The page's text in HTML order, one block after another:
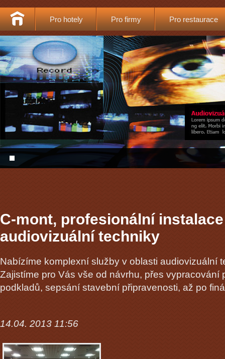
Pro hotely Pro firmy Pro restaurace
C-mont, profesionální instalace
audiovizuální techniky
Nabízíme komplexní služby v oblasti audiovizuální
Zajistíme pro Vás vše od návrhu, přes vypracování
podkladů, sepsání stavební připravenosti, až po
14.04. 2013 11:56